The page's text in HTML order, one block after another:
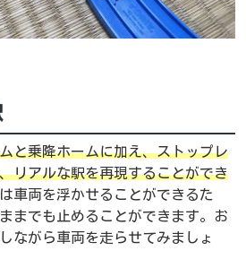
と乗降ホームに加え、ストップレ
リアルな駅を再現することができ
車両を浮かせることができるた
までも止めることができます。お
ながら車両を走らせてみましょ